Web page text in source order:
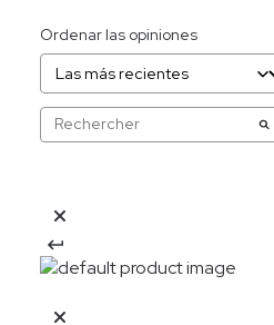
Ordenar las opiniones